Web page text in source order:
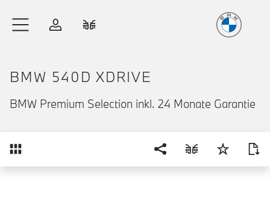
Anmelden
BMW 540D XDRIVE
BMW Premium Selection inkl. 24 Monate Garantie